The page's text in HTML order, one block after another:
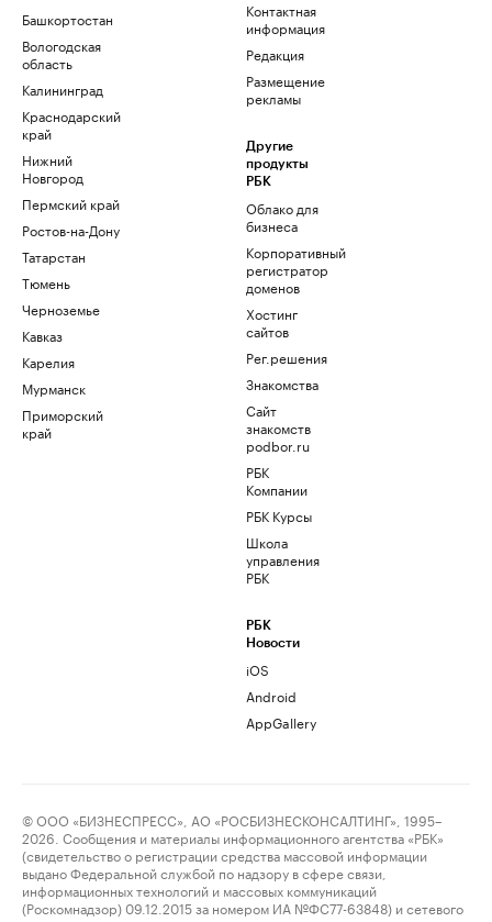
Башкортостан
Вологодская
область
Калининград
Краснодарский
край
Нижний
Новгород
Пермский край
Ростов-на-Дону
Татарстан
Тюмень
Черноземье
Кавказ
Карелия
Мурманск
Приморский
край
Контактная
информация
Редакция
Размещение
рекламы
Другие
продукты
РБК
Облако для
бизнеса
Корпоративный
регистратор
доменов
Хостинг
сайтов
Рег.решения
Знакомства
Сайт
знакомств
podbor.ru
РБК
Компании
РБК Курсы
Школа
управления
РБК
РБК
Новости
iOS
Android
AppGallery
© ООО «БИЗНЕСПРЕСС», АО «РОСБИЗНЕСКОНСАЛТИНГ», 1995–
2026. Сообщения и материалы информационного агентства «РБК»
(свидетельство о регистрации средства массовой информации
выдано Федеральной службой по надзору в сфере связи,
информационных технологий и массовых коммуникаций
(Роскомнадзор) 09.12.2015 за номером ИА №ФС77-63848) и сетевого